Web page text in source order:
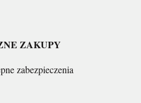
ZAKUPY
zabezpieczenia